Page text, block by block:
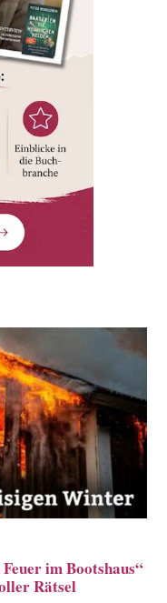
im Bootshaus“
Rätsel